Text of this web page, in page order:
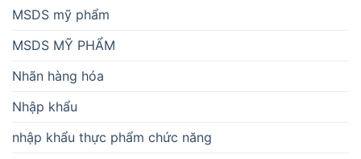
MSDS mỹ phẩm
MSDS MỸ PHẨM
Nhãn hàng hóa
Nhập khẩu
nhập khẩu thực phẩm chức năng